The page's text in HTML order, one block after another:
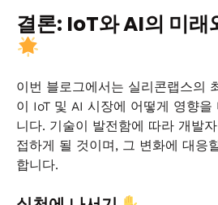
결론: IoT와 AI의 미래
이번 블로그에서는 실리콘랩스의
이 IoT 및 AI 시장에 어떻게 영향을
니다. 기술이 발전함에 따라 개발
접하게 될 것이며, 그 변화에 대응
합니다.